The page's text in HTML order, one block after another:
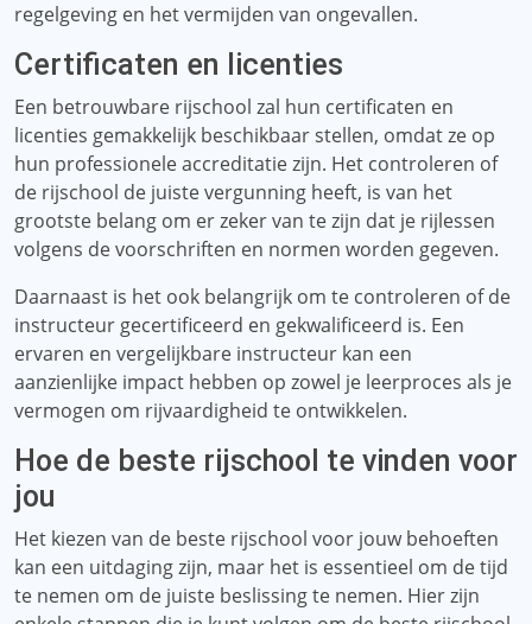
regelgeving en het vermijden van ongevallen.
Certificaten en licenties
Een betrouwbare rijschool zal hun certificaten en
licenties gemakkelijk beschikbaar stellen, omdat ze op
hun professionele accreditatie zijn. Het controleren of
de rijschool de juiste vergunning heeft, is van het
grootste belang om er zeker van te zijn dat je rijlessen
volgens de voorschriften en normen worden gegeven.
Daarnaast is het ook belangrijk om te controleren of de
instructeur gecertificeerd en gekwalificeerd is. Een
ervaren en vergelijkbare instructeur kan een
aanzienlijke impact hebben op zowel je leerproces als je
vermogen om rijvaardigheid te ontwikkelen.
Hoe de beste rijschool te vinden voor
jou
Het kiezen van de beste rijschool voor jouw behoeften
kan een uitdaging zijn, maar het is essentieel om de tijd
te nemen om de juiste beslissing te nemen. Hier zijn